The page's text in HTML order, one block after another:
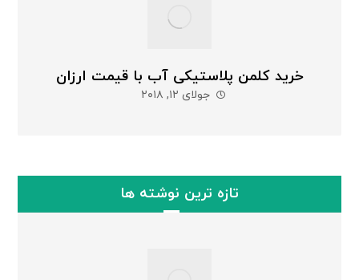
خرید کلمن پلاستیکی آب با قیمت ارزان
جولای ۱۲, ۲۰۱۸
تازه ترین نوشته ها